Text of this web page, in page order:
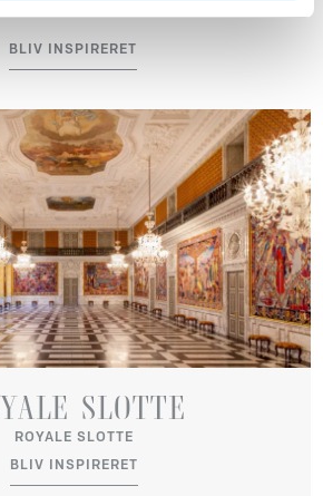
BLIV INSPIRERET
SLOTTE
ROYALE SLOTTE
BLIV INSPIRERET